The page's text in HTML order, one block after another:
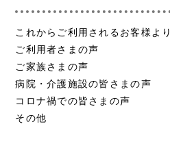
これからご利用されるお客様より
ご利用者さまの声
ご家族さまの声
病院・介護施設の皆さまの声
コロナ禍での皆さまの声
その他